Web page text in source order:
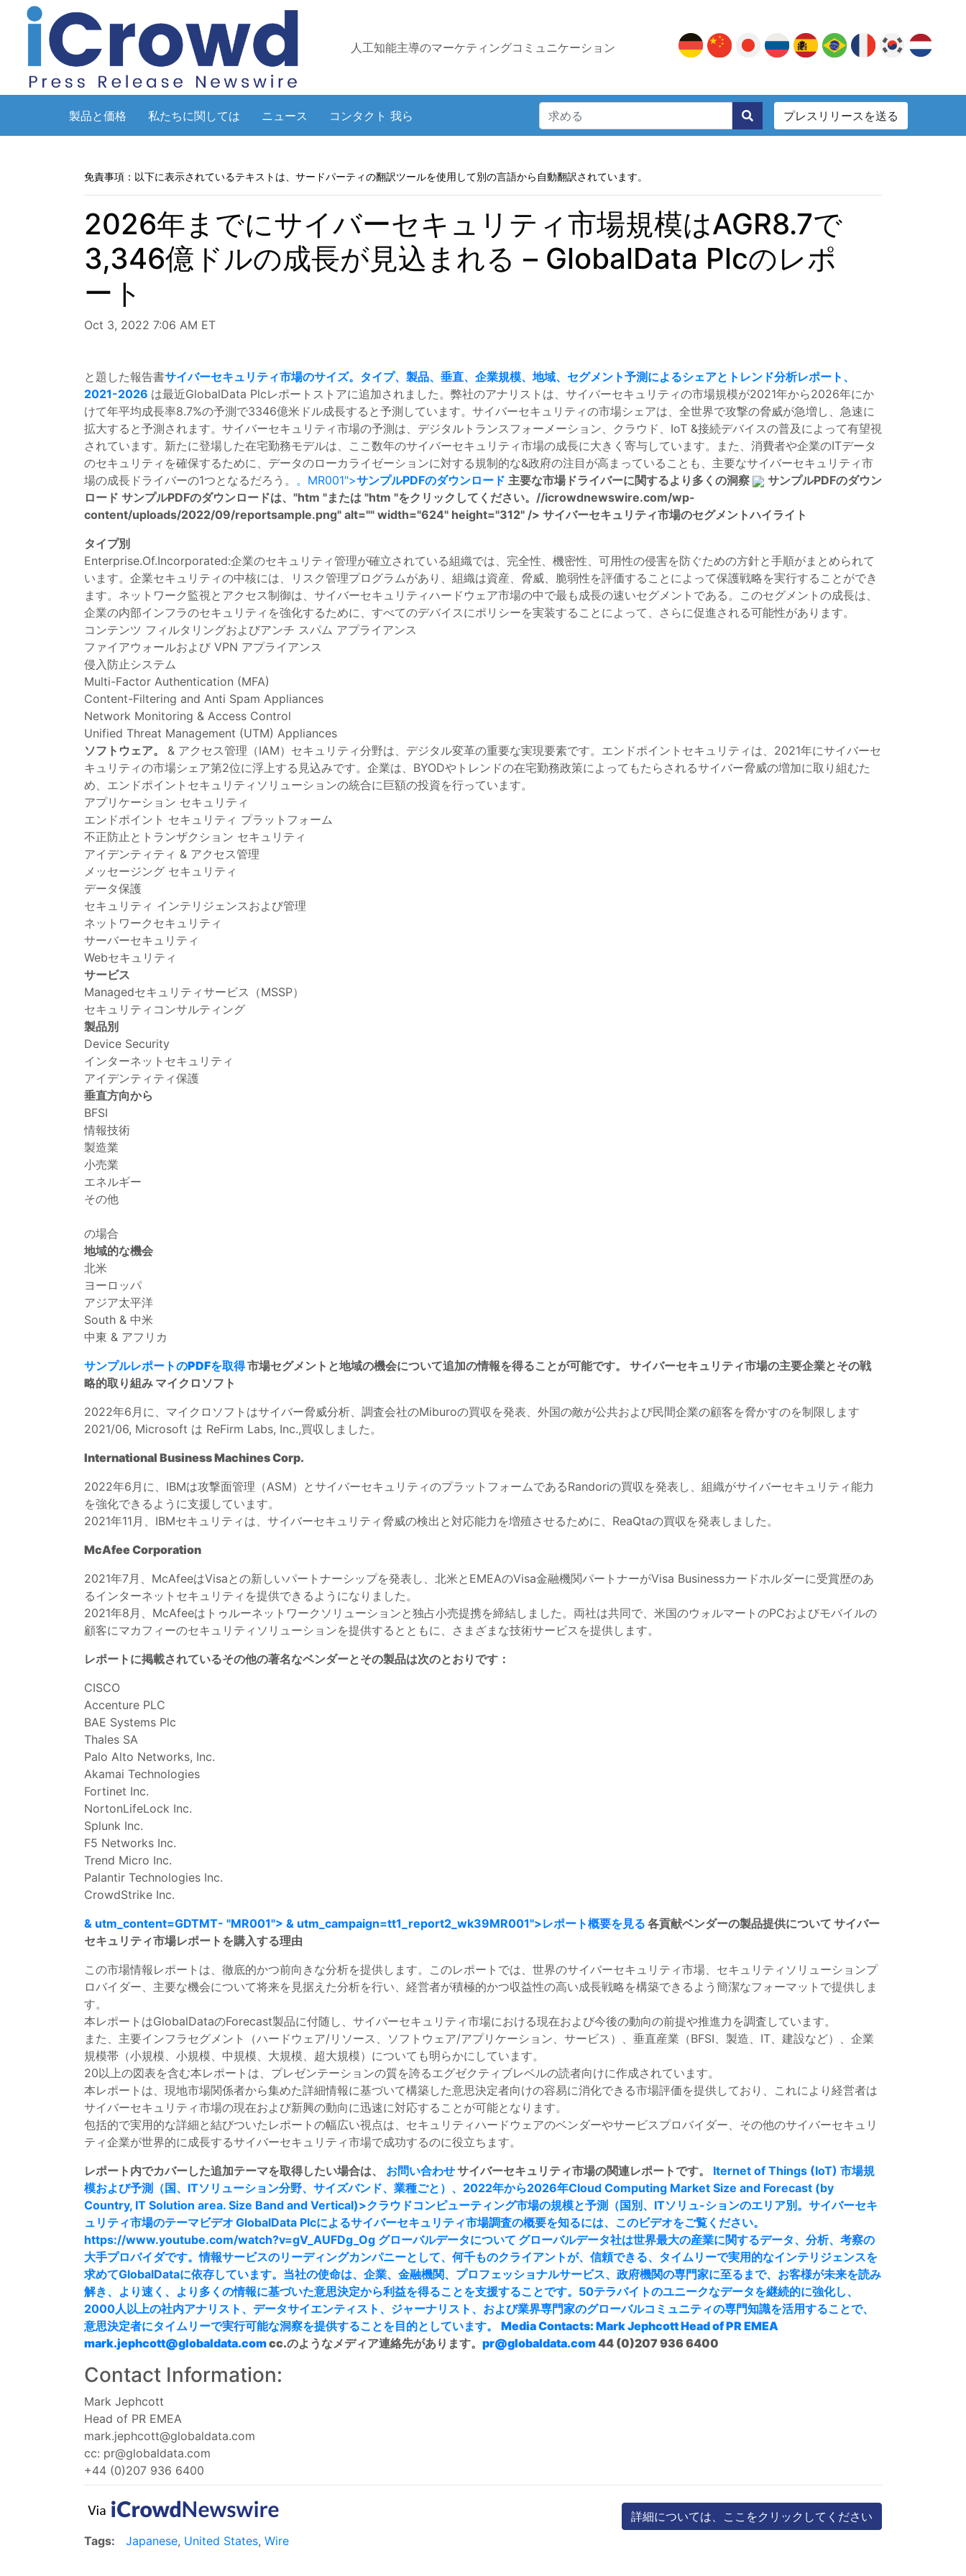
人工知能主導のマーケティングコミュニケーション
製品と価格 私たちに関しては ニュース コンタクト 我ら プレスリリースを送る
免責事項：以下に表示されているテキストは、サードパーティの翻訳ツールを使用して別の言語から自動翻訳されています。
2026年までにサイバーセキュリティ市場規模はAGR8.7で
3,346億ドルの成長が見込まれる – GlobalData Plcのレポ
ート
Oct 3, 2022 7:06 AM ET
と題した報告書サイバーセキュリティ市場のサイズ。タイプ、製品、垂直、企業規模、地域、セグメント予測によるシェアとトレンド分析レポート、
2021-2026 は最近GlobalData Plcレポートストアに追加されました。弊社のアナリストは、サイバーセキュリティの市場規模が2021年から2026年にか
けて年平均成長率8.7%の予測で3346億米ドル成長すると予測しています。サイバーセキュリティの市場シェアは、全世界で攻撃の脅威が急増し、急速に
拡大すると予測されます。サイバーセキュリティ市場の予測は、デジタルトランスフォーメーション、クラウド、IoT &接続デバイスの普及によって有望視
されています。新たに登場した在宅勤務モデルは、ここ数年のサイバーセキュリティ市場の成長に大きく寄与しています。また、消費者や企業のITデータ
のセキュリティを確保するために、データのローカライゼーションに対する規制的な&政府の注目が高まっていることも、主要なサイバーセキュリティ市
場の成長ドライバーの1つとなるだろう。 。MR001">サンプルPDFのダウンロード 主要な市場ドライバーに関するより多くの洞察
サンプルPDFのダウン
ロード サンプルPDFのダウンロードは、"htm "または "htm "をクリックしてください。//icrowdnewswire.com/wp-
content/uploads/2022/09/reportsample.png" alt="" width="624" height="312" /> サイバーセキュリティ市場のセグメントハイライト
タイプ別
Enterprise.Of.Incorporated:企業のセキュリティ管理が確立されている組織では、完全性、機密性、可用性の侵害を防ぐための方針と手順がまとめられて
います。企業セキュリティの中核には、リスク管理プログラムがあり、組織は資産、脅威、脆弱性を評価することによって保護戦略を実行することができ
ます。ネットワーク監視とアクセス制御は、サイバーセキュリティハードウェア市場の中で最も成長の速いセグメントである。このセグメントの成長は、
企業の内部インフラのセキュリティを強化するために、すべてのデバイスにポリシーを実装することによって、さらに促進される可能性があります。
コンテンツ フィルタリングおよびアンチ スパム アプライアンス
ファイアウォールおよび VPN アプライアンス
侵入防止システム
Multi-Factor Authentication (MFA)
Content-Filtering and Anti Spam Appliances
Network Monitoring & Access Control
Unified Threat Management (UTM) Appliances
ソフトウェア。 & アクセス管理（IAM）セキュリティ分野は、デジタル変革の重要な実現要素です。エンドポイントセキュリティは、2021年にサイバーセ
キュリティの市場シェア第2位に浮上する見込みです。企業は、BYODやトレンドの在宅勤務政策によってもたらされるサイバー脅威の増加に取り組むた
め、エンドポイントセキュリティソリューションの統合に巨額の投資を行っています。
アプリケーション セキュリティ
エンドポイント セキュリティ プラットフォーム
不正防止とトランザクション セキュリティ
アイデンティティ & アクセス管理
メッセージング セキュリティ
データ保護
セキュリティ インテリジェンスおよび管理
ネットワークセキュリティ
サーバーセキュリティ
Webセキュリティ
サービス
Managedセキュリティサービス（MSSP）
セキュリティコンサルティング
製品別
Device Security
インターネットセキュリティ
アイデンティティ保護
垂直方向から
BFSI
情報技術
製造業
小売業
エネルギー
その他
の場合
地域的な機会
北米
ヨーロッパ
アジア太平洋
South & 中米
中東 & アフリカ
サンプルレポートのPDFを取得市場セグメントと地域の機会について追加の情報を得ることが可能です。
サイバーセキュリティ市場の主要企業とその戦
略的取り組み マイクロソフト
2022年6月に、マイクロソフトはサイバー脅威分析、調査会社のMiburoの買収を発表、外国の敵が公共および民間企業の顧客を脅かすのを制限します
2021/06, Microsoft は ReFirm Labs, Inc.,買収しました。
International Business Machines Corp.
2022年6月に、IBMは攻撃面管理（ASM）とサイバーセキュリティのプラットフォームであるRandoriの買収を発表し、組織がサイバーセキュリティ能力
を強化できるように支援しています。
2021年11月、IBMセキュリティは、サイバーセキュリティ脅威の検出と対応能力を増殖させるために、ReaQtaの買収を発表しました。
McAfee Corporation
2021年7月、McAfeeはVisaとの新しいパートナーシップを発表し、北米とEMEAのVisa金融機関パートナーがVisa Businessカードホルダーに受賞歴のあ
るインターネットセキュリティを提供できるようになりました。
2021年8月、McAfeeはトゥルーネットワークソリューションと独占小売提携を締結しました。両社は共同で、米国のウォルマートのPCおよびモバイルの
顧客にマカフィーのセキュリティソリューションを提供するとともに、さまざまな技術サービスを提供します。
レポートに掲載されているその他の著名なベンダーとその製品は次のとおりです：
CISCO
Accenture PLC
BAE Systems Plc
Thales SA
Palo Alto Networks, Inc.
Akamai Technologies
Fortinet Inc.
NortonLifeLock Inc.
Splunk Inc.
F5 Networks Inc.
Trend Micro Inc.
Palantir Technologies Inc.
CrowdStrike Inc.
& utm_content=GDTMT- "MR001"> & utm_campaign=tt1_report2_wk39MR001">レポート概要を見る 各貢献ベンダーの製品提供について サイバー
セキュリティ市場レポートを購入する理由
この市場情報レポートは、徹底的かつ前向きな分析を提供します。このレポートでは、世界のサイバーセキュリティ市場、セキュリティソリューションプ
ロバイダー、主要な機会について将来を見据えた分析を行い、経営者が積極的かつ収益性の高い成長戦略を構築できるよう簡潔なフォーマットで提供しま
す。
本レポートはGlobalDataのForecast製品に付随し、サイバーセキュリティ市場における現在および今後の動向の前提や推進力を調査しています。
また、主要インフラセグメント（ハードウェア/リソース、ソフトウェア/アプリケーション、サービス）、垂直産業（BFSI、製造、IT、建設など）、企業
規模帯（小規模、小規模、中規模、大規模、超大規模）についても明らかにしています。
20以上の図表を含む本レポートは、プレゼンテーションの質を誇るエグゼクティブレベルの読者向けに作成されています。
本レポートは、現地市場関係者から集めた詳細情報に基づいて構築した意思決定者向けの容易に消化できる市場評価を提供しており、これにより経営者は
サイバーセキュリティ市場の現在および新興の動向に迅速に対応することが可能となります。
包括的で実用的な詳細と結びついたレポートの幅広い視点は、セキュリティハードウェアのベンダーやサービスプロバイダー、その他のサイバーセキュリ
ティ企業が世界的に成長するサイバーセキュリティ市場で成功するのに役立ちます。
レポート内でカバーした追加テーマを取得したい場合は、
お問い合わせサイバーセキュリティ市場の関連レポートです。
Iternet of Things (IoT) 市場規
模および予測（国、ITソリューション分野、サイズバンド、業種ごと）、2022年から2026年Cloud Computing Market Size and Forecast (by
Country, IT Solution area. Size Band and Vertical)>クラウドコンピューティング市場の規模と予測（国別、ITソリュ-ションのエリア別。 サイバーセキ
ュリティ市場のテーマビデオ GlobalData Plcによるサイバーセキュリティ市場調査の概要を知るには、このビデオをご覧ください。
https://www.youtube.com/watch?v=gV_AUFDg_Og グローバルデータについて グローバルデータ社は世界最大の産業に関するデータ、分析、考察の
大手プロバイダです。情報サービスのリーディングカンパニーとして、何千ものクライアントが、信頼できる、タイムリーで実用的なインテリジェンスを
求めてGlobalDataに依存しています。当社の使命は、企業、金融機関、プロフェッショナルサービス、政府機関の専門家に至るまで、お客様が未来を読み
解き、より速く、より多くの情報に基づいた意思決定から利益を得ることを支援することです。50テラバイトのユニークなデータを継続的に強化し、
2000人以上の社内アナリスト、データサイエンティスト、ジャーナリスト、および業界専門家のグローバルコミュニティの専門知識を活用することで、
意思決定者にタイムリーで実行可能な洞察を提供することを目的としています。 Media Contacts: Mark JephcottHead of PR EMEA
mark.jephcott@globaldata.comcc.のようなメディア連絡先があります。 pr@globaldata.com44 (0)207 936 6400
Contact Information:
Mark Jephcott
Head of PR EMEA
mark.jephcott@globaldata.com
cc: pr@globaldata.com
+44 (0)207 936 6400
詳細については、ここをクリックしてください
Tags:
Japanese, United States, Wire